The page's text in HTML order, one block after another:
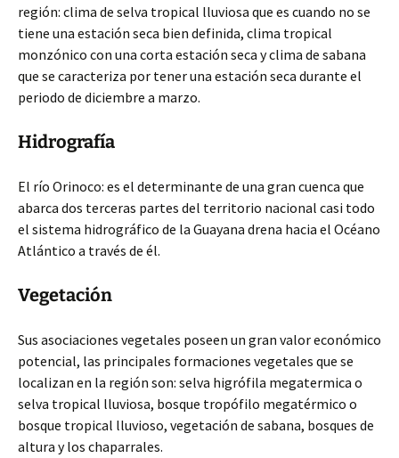
región: clima de selva tropical lluviosa que es cuando no se
tiene una estación seca bien definida, clima tropical
monzónico con una corta estación seca y clima de sabana
que se caracteriza por tener una estación seca durante el
periodo de diciembre a marzo.
Hidrografía
El río Orinoco: es el determinante de una gran cuenca que
abarca dos terceras partes del territorio nacional casi todo
el sistema hidrográfico de la Guayana drena hacia el Océano
Atlántico a través de él.
Vegetación
Sus asociaciones vegetales poseen un gran valor económico
potencial, las principales formaciones vegetales que se
localizan en la región son: selva higrófila megatermica o
selva tropical lluviosa, bosque tropófilo megatérmico o
bosque tropical lluvioso, vegetación de sabana, bosques de
altura y los chaparrales.